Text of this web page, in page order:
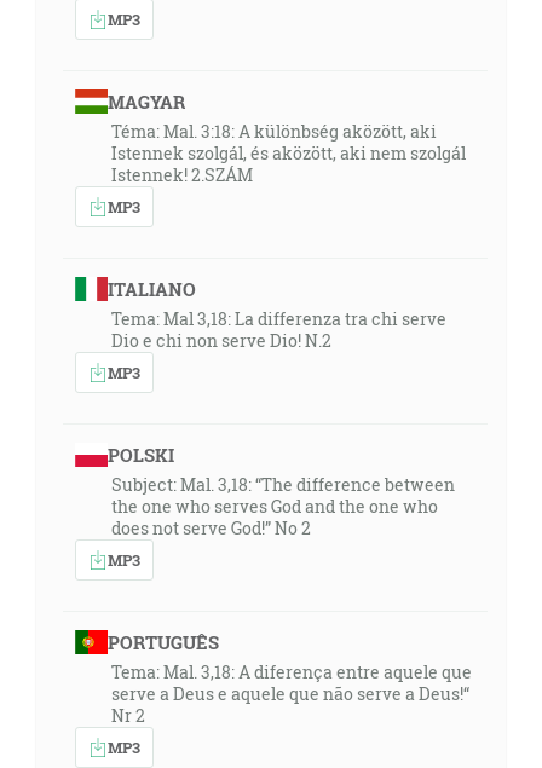
MP3
MAGYAR
Téma: Mal. 3:18: A különbség aközött, aki
Istennek szolgál, és aközött, aki nem szolgál
Istennek! 2.SZÁM
MP3
ITALIANO
Tema: Mal 3,18: La differenza tra chi serve
Dio e chi non serve Dio! N.2
MP3
POLSKI
Subject: Mal. 3,18: “The difference between
the one who serves God and the one who
does not serve God!” No 2
MP3
PORTUGUÊS
Tema: Mal. 3,18: A diferença entre aquele que
serve a Deus e aquele que não serve a Deus!“
Nr 2
MP3